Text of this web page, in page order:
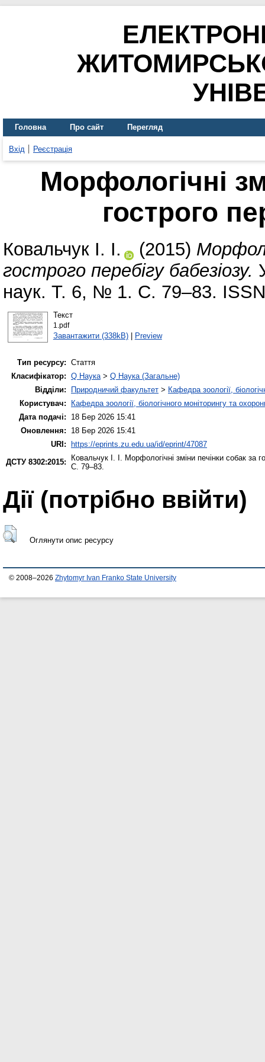
Головна Про сайт Перегляд
Вхід Реєстрація
Морфологічні
гострого
Ковальчук І. І. (2015)
гострого перебігу бабезіозу.
наук. Т. 6, № 1. С. 79–83.
Текст
1.pdf
Завантажити (338kB)| Preview
Тип ресурсу: Стаття
Класифікатор: Q Наука> Q Наука (Загальне)
Відділи:
Природничий факультет > Кафедра зоології,
Користувач:
Кафедра зоології, біологічного моніторингу та
Дата подачі:
18 Бер 2026 15:41
Оновлення:
18 Бер 2026 15:41
URI:
https://eprints.zu.edu.ua/id/eprint/47087
ДСТУ 8302:2015:
Ковальчук І. І. Морфологічні зміни печінки собак за
С. 79–83.
Дії ​​(потрібно ввійти)
Оглянути опис ресурсу
© 2008–2026 Zhytomyr Ivan Franko State University